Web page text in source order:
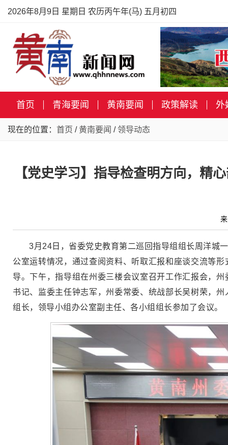
2026年8月9日 星期日 农历丙午年(马) 五月初四
首页 青海要闻 黄南要闻 政策解读 外
现在的位置： 首页 / 黄南要闻 /领导动态
【党史学习】指导检查明方向，
3月24日，省委党史教育第二巡回指导组组长周洋城
公室运转情况，通过查阅资料、听取汇报和座谈交流等
导。下午，指导组在州委三楼会议室召开工作汇报会，
书记、监委主任钟志军，州委常委、统战部长吴树荣，
组长，领导小组办公室副主任、各小组组长参加了会议。